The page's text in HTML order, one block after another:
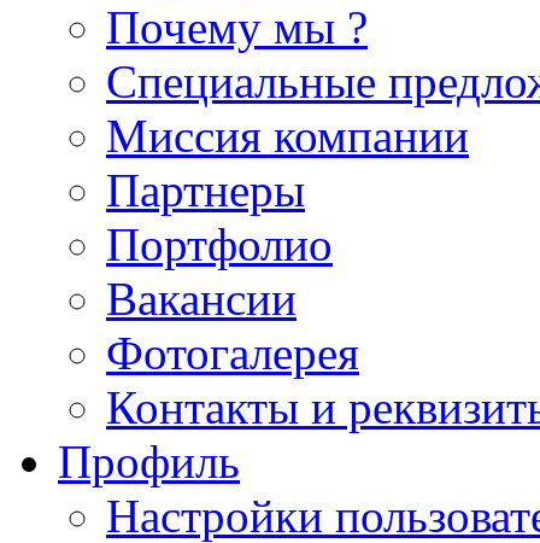
Почему мы ?
Специальные
Миссия компании
Партнеры
Портфолио
Вакансии
Фотогалерея
Контакты и
Профиль
Настройки